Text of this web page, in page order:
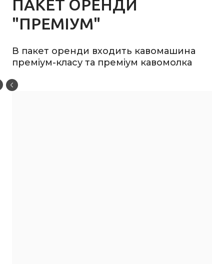
ПАКЕТ ОРЕНДИ
"ПРЕМІУМ"
В пакет оренди входить кавомашина
преміум-класу та преміум кавомолка